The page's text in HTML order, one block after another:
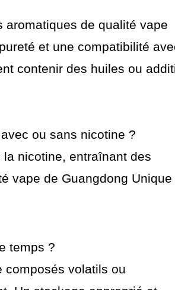
aromatiques de qualité vape
et une compatibilité
contenir des huiles ou
ou sans nicotine ?
nicotine, entraînant des
vape de Guangdong Unique
temps ?
composés volatils ou